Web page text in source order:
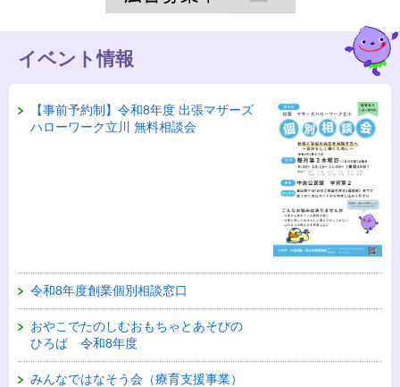
イベント情報
【事前予約制】令和8年度 出張マザーズ
ハローワーク立川 無料相談会
令和8年度創業個別相談窓口
おやこでたのしむおもちゃとあそびの
ひろば 令和8年度
みんなではなそう会（療育支援事業）